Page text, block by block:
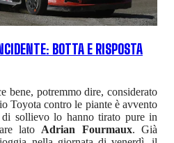
BOTTA E RISPOSTA
bene, potremmo dire, considerato
Toyota contro le piante è avvento
sollievo lo hanno tirato pure in
lato Adrian Fourmaux. Già